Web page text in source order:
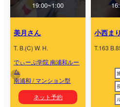
19:00~1:00
美月さん
T. B.(C) W. H.
でぃーぷ学院 南浦和ルー
ム
南浦和 /マンション型
ネット予約
小西ま
T.163 B.